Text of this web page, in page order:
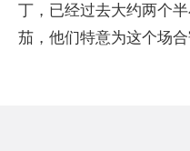
丁，已经过去大约两个
茄，他们特意为这个场